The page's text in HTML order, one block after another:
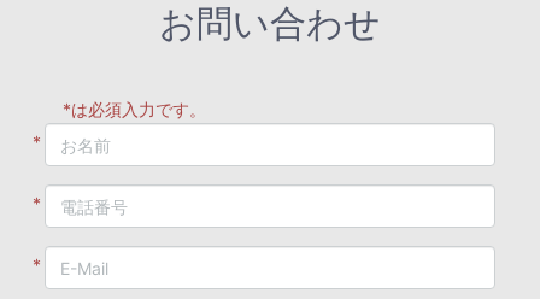
お問い合わせ
*は必須入力です。
*
*
*